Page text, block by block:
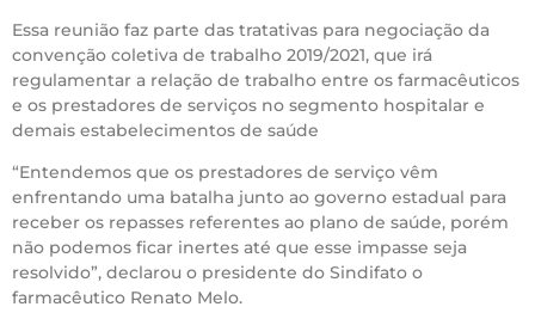
Essa reunião faz parte das tratativas para negociação da
convenção coletiva de trabalho 2019/2021, que irá
regulamentar a relação de trabalho entre os farmacêuticos
e os prestadores de serviços no segmento hospitalar e
demais estabelecimentos de saúde
“Entendemos que os prestadores de serviço vêm
enfrentando uma batalha junto ao governo estadual para
receber os repasses referentes ao plano de saúde, porém
não podemos ficar inertes até que esse impasse seja
resolvido”, declarou o presidente do Sindifato o
farmacêutico Renato Melo.